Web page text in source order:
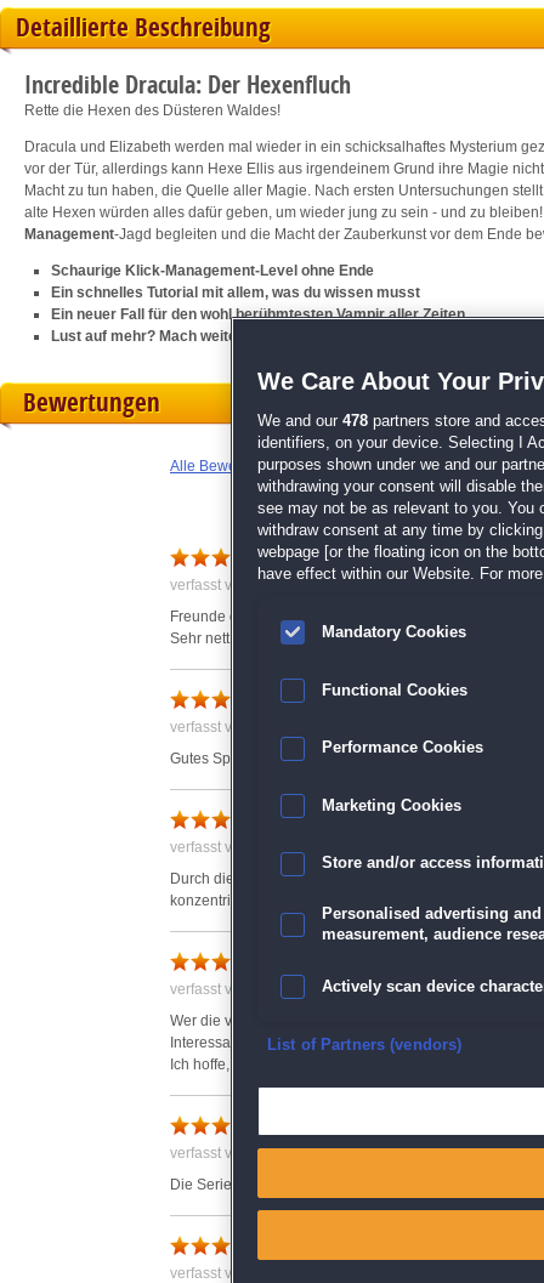
Detaillierte Beschreibung
Incredible Dracula: Der Hexenfluch
Rette die Hexen des Düsteren Waldes!
Dracula und Elizabeth werden mal wieder in ein schicksalhaftes Mysterium
vor der Tür, allerdings kann Hexe Ellis aus irgendeinem Grund ihre Magie
Macht zu tun haben, die Quelle aller Magie. Nach ersten Untersuchungen
alte Hexen würden alles dafür geben, um wieder jung zu sein - und zu
Management-Jagd begleiten und die Macht der Zauberkunst vor dem Ende
Schaurige Klick-Management-Level ohne Ende
Ein schnelles Tutorial mit allem, was du wissen musst
Ein neuer Fall für den wohl berühmtesten Vampir aller Zeiten
Lust auf mehr? Mach weiter mit dem Vorgänger
Bewertungen
Alle Bewertungen anzeigen
Schönes Spiel
verfasst von Anonym am 27.12.2019 um 11:59
Freunde des Klick-Managment kommen hier voll auf
Sehr nett gestaltet
Incredible Dracula: Der
verfasst von Anonym am 15.05.2020 um 10:21
Gutes Spiel , sehr Empfehlenswert. Werde mir die
Netter Zeitvertreib
verfasst von Susanne am 27.12.2019 um 08:51
Durch die drei Schwierigkeit´s Stufen kann man das
konzentrieren. Schade das es keine Bonus level gibt.
verfasst von Anonym am 15.12.2019 um 11:40
Wer die vorangegangenen Spiele schon hat, für den ist
Interessant und liebevoll gestaltet für alle
Ich hoffe, dass wir noch weitere Folgen spielen können.
verfasst von Susanne am 16.12.2019 um 20:30
Die Serie macht immer wieder Spaß!
verfasst von Anonym am 02.04.2020 um 19:06
We Care About Your
We and our 478 partners store and
identifiers, on your device. Selecting I
purposes shown under we and our
withdrawing your consent will disable
see may not be as relevant to you. You
withdraw consent at any time by
webpage [or the floating icon on the
have effect within our Website. For
Mandatory Cookies
Functional Cookies
Performance Cookies
Marketing Cookies
Store and/or access
Personalised advertising
measurement, audience
Actively scan device
Ensure security, prevent
List of Partners (vendors)